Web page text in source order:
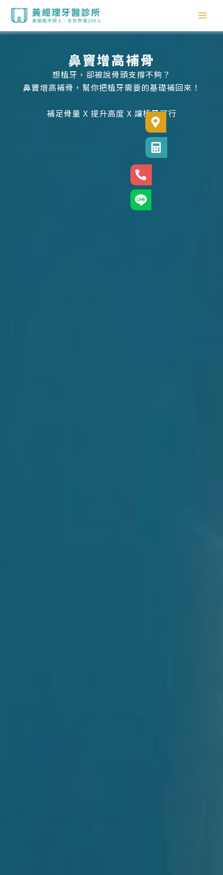
主
鼻竇增高補骨
想植牙，卻被說骨頭支撐不夠？
鼻竇增高補骨，幫你把植牙需要的基礎補回來！
補足骨量 X 提升高度 X 讓植牙可行
診所電話
診所位置
24小時專線
官方LINE@